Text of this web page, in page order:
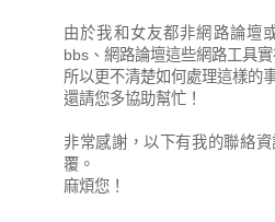
由於我和女友都非網路論壇
bbs、網路論壇這些網路工具實
所以更不清楚如何處理這樣的
還請您多協助幫忙！
非常感謝，以下有我的聯絡
覆。
麻煩您！